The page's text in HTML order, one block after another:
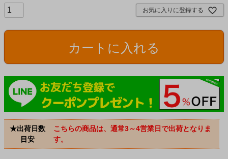
お気に入りに登録する
カートに入れる
★出荷日数
目安
こちらの商品は、通常3～4営業日で出荷となりま
す。